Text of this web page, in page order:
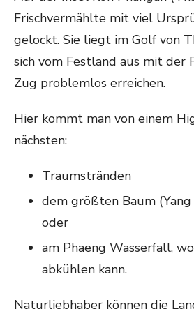
Frischvermählte mit viel
gelockt. Sie liegt im Golf von
sich vom Festland aus mit der
Zug problemlos erreichen.
Hier kommt man von einem
nächsten:
Traumstränden
dem größten Baum
oder
am Phaeng Wasserfall,
abkühlen kann.
Naturliebhaber können die